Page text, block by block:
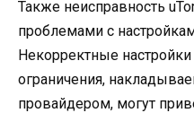
Также неисправность
проблемами с
Некорректные
ограничения,
провайдером, могут